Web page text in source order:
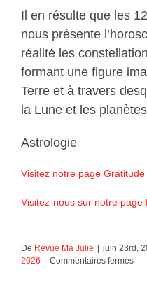
Il en résulte que les
nous présente
réalité les
formant une figure
Terre et à travers
la Lune et les
Astrologie
Visitez notre page Gratitude
Visitez-nous sur notre page
De Revue Ma Julie | juin 23rd,
2026 | Commentaires ferméssur